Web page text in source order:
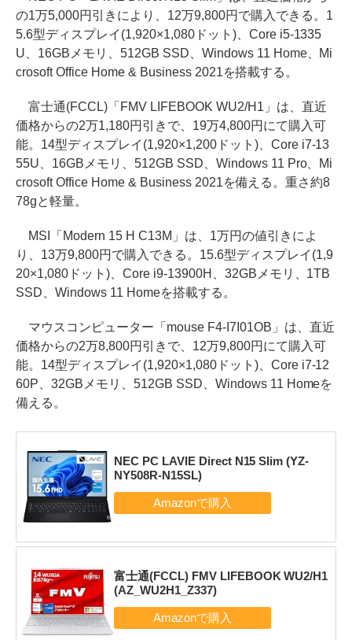
の1万5,000円引きにより、12万9,800円で購入できる。1
5.6型ディスプレイ(1,920×1,080ドット)、Core i5-1335
U、16GBメモリ、512GB SSD、Windows 11 Home、Mi
crosoft Office Home & Business 2021を搭載する。
富士通(FCCL)「FMV LIFEBOOK WU2/H1」は、直近
価格からの2万1,180円引きで、19万4,800円にて購入可
能。14型ディスプレイ(1,920×1,200ドット)、Core i7-13
55U、16GBメモリ、512GB SSD、Windows 11 Pro、Mi
crosoft Office Home & Business 2021を備える。重さ約8
78gと軽量。
MSI「Modern 15 H C13M」は、1万円の値引きによ
り、13万9,800円で購入できる。15.6型ディスプレイ(1,9
20×1,080ドット)、Core i9-13900H、32GBメモリ、1TB
SSD、Windows 11 Homeを搭載する。
マウスコンピューター「mouse F4-I7I01OB」は、直近
価格からの2万8,800円引きで、12万9,800円にて購入可
能。14型ディスプレイ(1,920×1,080ドット)、Core i7-12
60P、32GBメモリ、512GB SSD、Windows 11 Homeを
備える。
NEC PC LAVIE Direct N15 Slim (YZ-
NY508R-N15SL)
富士通(FCCL) FMV LIFEBOOK WU2/H1
(AZ_WU2H1_Z337)